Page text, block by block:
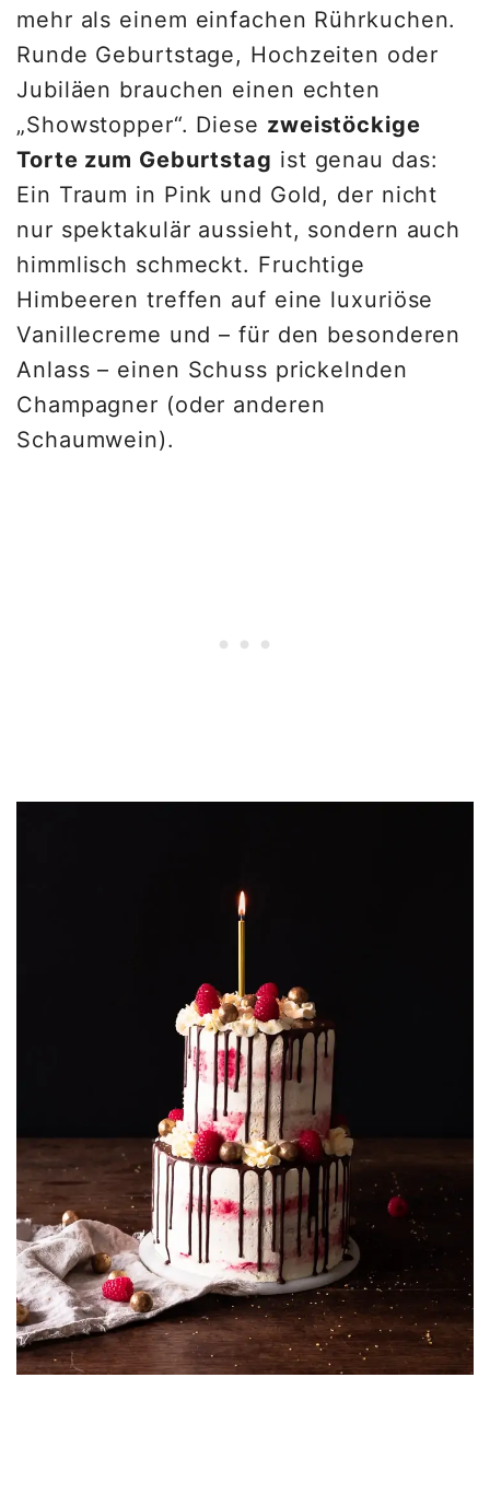
mehr als einem einfachen Rührkuchen.
Runde Geburtstage, Hochzeiten oder
Jubiläen brauchen einen echten
„Showstopper“. Diese zweistöckige
Torte zum Geburtstag ist genau das:
Ein Traum in Pink und Gold, der nicht
nur spektakulär aussieht, sondern auch
himmlisch schmeckt. Fruchtige
Himbeeren treffen auf eine luxuriöse
Vanillecreme und – für den besonderen
Anlass – einen Schuss prickelnden
Champagner (oder anderen
Schaumwein).